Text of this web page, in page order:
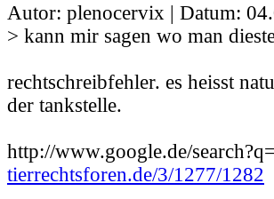
Autor: plenocervix | Datum:
> kann mir sagen wo man
rechtschreibfehler. es heisst
der tankstelle.
http://www.google.de/
tierrechtsforen.de/3/1277/1282